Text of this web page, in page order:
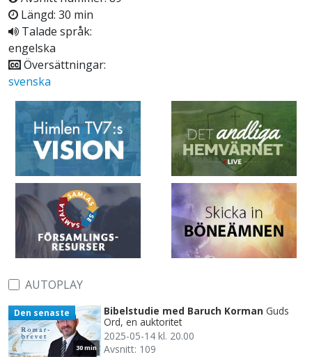
Längd: 30 min
Talade språk:
engelska
Översättningar:
svenska
AUTOPLAY
30 min
Den senaste Bibelstudie med Baruch Korman Guds
Ord, en auktoritet
2025-05-14 kl. 20.00
Avsnitt: 109